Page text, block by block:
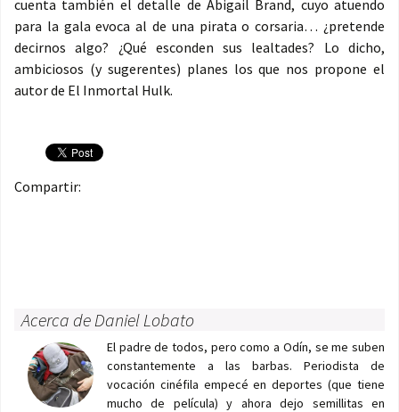
cuenta también el detalle de Abigail Brand, cuyo atuendo
para la gala evoca al de una pirata o corsaria… ¿pretende
decirnos algo? ¿Qué esconden sus lealtades? Lo dicho,
ambiciosos (y sugerentes) planes los que nos propone el
autor de El Inmortal Hulk.
Compartir:
Acerca de Daniel Lobato
El padre de todos, pero como a Odín, se me suben
constantemente a las barbas. Periodista de
vocación cinéfila empecé en deportes (que tiene
mucho de película) y ahora dejo semillitas en